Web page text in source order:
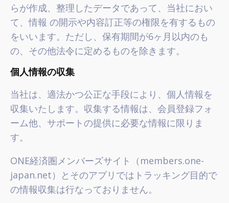
らが作成、整理したデータであって、当社におい
て、情報 の開示や内容訂正等の権限を有するもの
をいいます。ただし、保有期間が6ヶ月以内のも
の、その他法令に定めるものを除きます。
個人情報の収集
当社は、適法かつ公正な手段により、個人情報を
収集いたします。収集する情報は、会員登録フォ
ーム他、サポートの提供に必要な情報に限りま
す。
ONE経済圏メンバーズサイト（members.one-
japan.net）とそのアプリではトラッキング目的で
の情報収集は行なっておりません。